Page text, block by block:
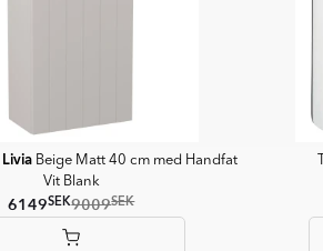
LiviaBeige Matt 40 cm med Handfat
Vit Blank
6149SEK9009SEK